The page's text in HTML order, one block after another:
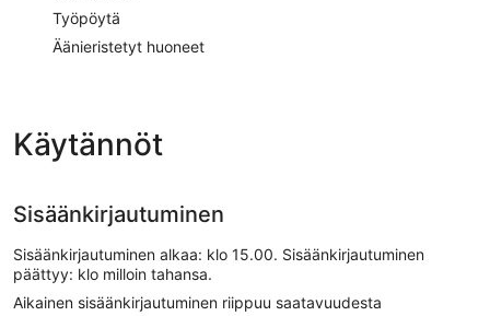
Työpöytä
Äänieristetyt huoneet
Käytännöt
Sisäänkirjautuminen
Sisäänkirjautuminen alkaa: klo 15.00. Sisäänkirjautuminen
päättyy: klo milloin tahansa.
Aikainen sisäänkirjautuminen riippuu saatavuudesta